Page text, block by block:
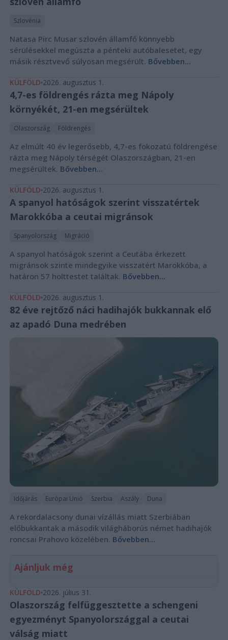
Szlovénia
Natasa Pirc Musar szlovén államfő könnyebb
sérülésekkel megúszta a pénteki autóbalesetet, egy
másik résztvevő súlyosan megsérült. Bővebben...
KÜLFÖLD 2026. augusztus 1.
4,7-es földrengés rázta meg Nápoly
környékét, 21-en megsérültek
Olaszország Földrengés
Az elmúlt 40 év legerősebb, 4,7-es fokozatú földrengése
rázta meg Nápoly térségét Olaszországban, 21-en
megsérültek. Bővebben...
KÜLFÖLD 2026. augusztus 1.
A spanyol hatóságok szerint visszatértek
Marokkóba a ceutai migránsok
Spanyolország Migráció
A spanyol hatóságok szerint a Ceutába érkezett
migránsok szinte mindegyike visszatért Marokkóba, a
határon 57 holttestet találtak. Bővebben...
KÜLFÖLD 2026. augusztus 1.
82 éve rejtőző náci hadihajók bukkannak elő
az apadó Duna medrében
Időjárás Európai Unió Szerbia Aszály Duna
A rekordalacsony dunai vízállás miatt Szerbiában
előbukkantak a második világháborús német hadihajók
roncsai Prahovo közelében. Bővebben...
Ajánljuk még
KÜLFÖLD 2026. július 31.
Olaszország felfüggesztette a schengeni
egyezményt Spanyolországgal a ceutai
válság miatt